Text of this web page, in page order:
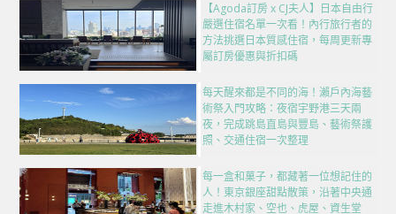
【Agoda訂房 x CJ夫人】日本自由行
嚴選住宿名單一次看！內行旅行者的
方法挑選日本質感住宿，每周更新專
屬訂房優惠與折扣碼
每天醒來都是不同的海！瀨戶內海藝
術祭入門攻略：夜宿宇野港三天兩
夜，完成跳島直島與豐島、藝術祭護
照、交通住宿一次整理
每一盒和菓子，都藏著一位想記住的
人！東京銀座甜點散策，沿著中央通
走進木村家、空也、虎屋、資生堂